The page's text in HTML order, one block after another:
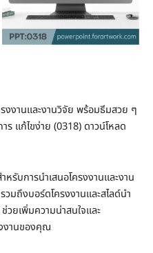
รงงานและงานวิจัย พร้อมธีมสวย ๆ
ร แก้ไขง่าย (0318) ดาวน์โหลด
รับการนำเสนอโครงงานและงาน
มถึงบอร์ดโครงงานและสไลด์นำ
วยเพิ่มความน่าสนใจและ
งานของคุณ